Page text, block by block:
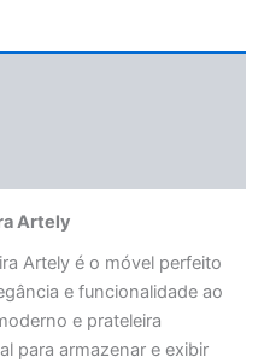
Artely
Artely é o móvel perfeito
e funcionalidade ao
e prateleira
para armazenar e exibir